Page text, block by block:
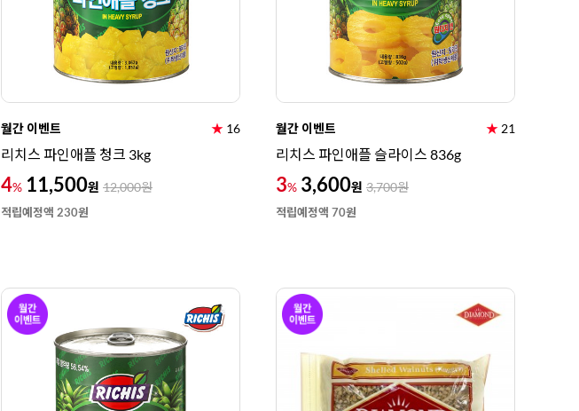
월간 이벤트 ★ 16
리치스 파인애플 청크 3kg
4% 11,500원 12,000원
적립예정액 230원
월간 이벤트 ★ 21
리치스 파인애플 슬라이스 836g
3% 3,600원 3,700원
적립예정액 70원